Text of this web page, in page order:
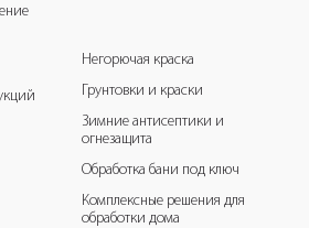
Негорючая краска
Грунтовки и краски
Зимние антисептики и
огнезащита
Обработка бани под ключ
Комплексные решения для
обработки дома